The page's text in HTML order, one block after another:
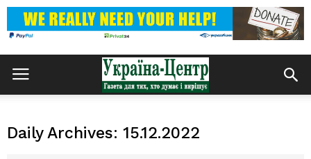
Daily Archives: 15.12.2022